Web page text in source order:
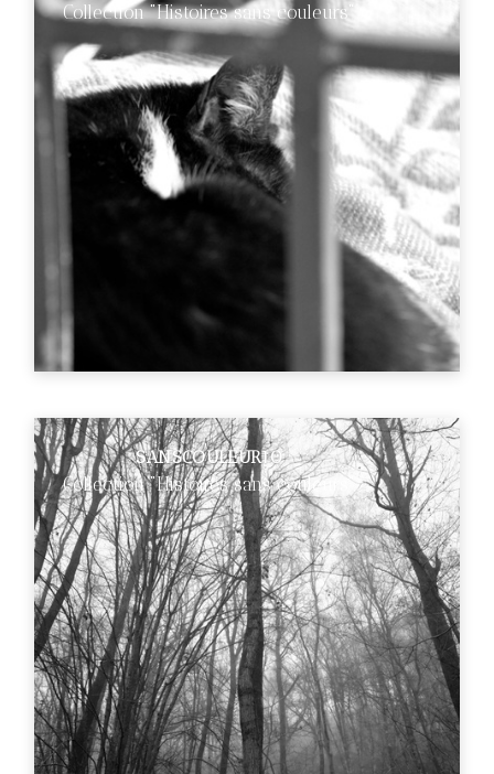
Collection "Histoires sans couleurs"
€89
SANSCOULEUR10
Collection "Histoires sans couleurs"
€89